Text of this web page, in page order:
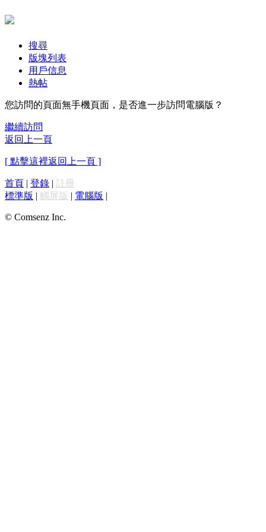
搜尋
版塊列表
用戶信息
熱帖
您訪問的頁面無手機頁面，是否進一步訪問電腦版？
繼續訪問
返回上一頁
[ 點擊這裡返回上一頁 ]
首頁 | 登錄 | 註冊
標準版 | 觸屏版 | 電腦版 |
© Comsenz Inc.